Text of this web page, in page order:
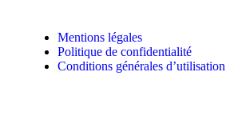
Mentions légales
Politique de confidentialité
Conditions générales d’utilisation